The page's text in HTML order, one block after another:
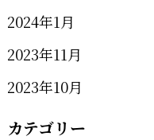
2024年1月
2023年11月
2023年10月
カテゴリー